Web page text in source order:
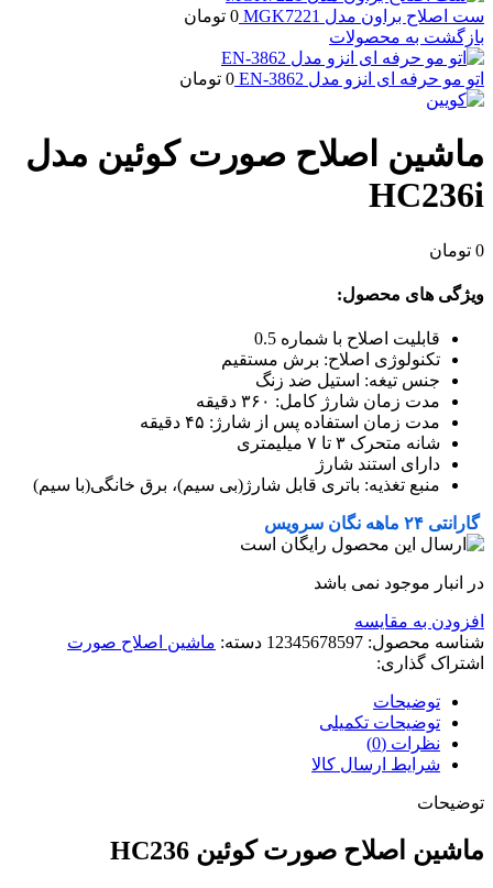
ست اصلاح براون مدل MGK7221 0 تومان
بازگشت به محصولات
اتو مو حرفه ای انزو مدل EN-3862 0 تومان
ماشین اصلاح صورت کوئین مدل
HC236i
0 تومان
ویژگی های محصول:
قابلیت اصلاح با شماره 0.5
تکنولوژی اصلاح: برش مستقیم
جنس تیغه: استیل ضد زنگ
مدت زمان شارژ کامل: ۳۶۰ دقیقه
مدت زمان استفاده پس از شارژ: ۴۵ دقیقه
شانه متحرک ۳ تا ۷ میلیمتری
دارای استند شارژ
منبع تغذیه: باتری قابل شارژ(بی سیم)، برق خانگی(با سیم)
گارانتی ۲۴ ماهه نگان سرویس
در انبار موجود نمی باشد
افزودن به مقایسه
شناسه محصول: 12345678597 دسته: ماشین اصلاح صورت
اشتراک گذاری:
توضیحات
توضیحات تکمیلی
نظرات (0)
شرایط ارسال کالا
توضیحات
ماشین اصلاح صورت کوئین HC236